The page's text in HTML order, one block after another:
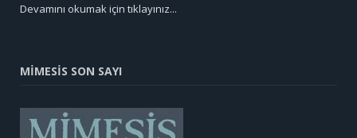
Devamını okumak için tıklayınız...
MİMESİS SON SAYI